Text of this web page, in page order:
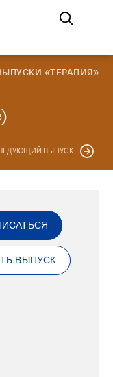
«ТЕРАПИЯ»
ВЫПУСК
ВЫПУСК